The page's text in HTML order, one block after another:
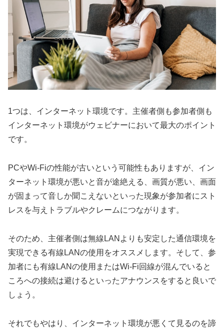
1つは、インターネット環境です。主催者側も参加者側も
インターネット環境がウェビナーにおいて最大のポイント
です。
PCやWi-Fiの性能が古いという可能性もありますが、イン
ターネット環境が悪いと音が途絶える、画質が悪い、画面
が固まって音しか聞こえないといった現象が参加者にスト
レスを与えトラブルやクレームにつながります。
そのため、主催者側は無線LANよりも安定した通信環境を
実現できる有線LANの使用をオススメします。そして、参
加者にも有線LANの使用またはWi-Fi回線が混んでいると
ころへの接続は避けるといったアナウンスをすると良いで
しょう。
それでもやはり、インターネット環境が悪くて見るのを諦